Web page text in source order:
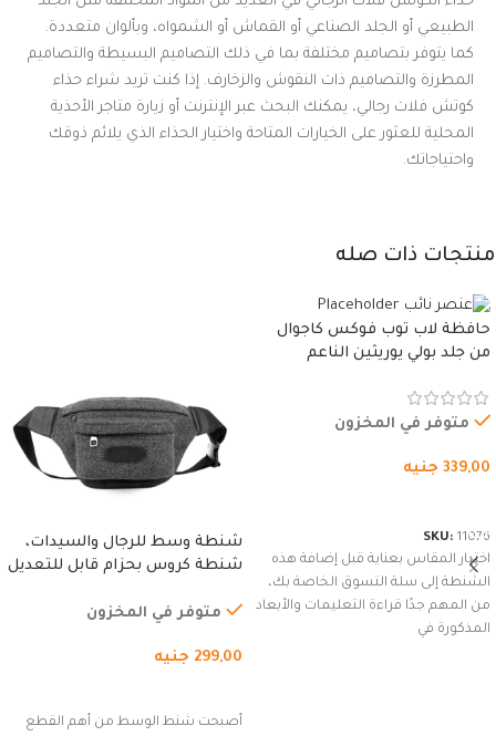
الطبيعي أو الجلد الصناعي أو القماش أو الشمواه، وبألوان متعددة.
كما يتوفر بتصاميم مختلفة بما في ذلك التصاميم البسيطة والتصاميم
المطرزة والتصاميم ذات النقوش والزخارف. إذا كنت تريد شراء حذاء
كوتش فلات رجالي، يمكنك البحث عبر الإنترنت أو زيارة متاجر الأحذية
المحلية للعثور على الخيارات المتاحة واختيار الحذاء الذي يلائم ذوقك
واحتياجاتك.
منتجات ذات صله
حافظة لاب توب فوكس كاجوال
من جلد بولي يوريثين الناعم
وسوستة.
متوفر في المخزون
339,00 جنيه
SKU: 11076
اختيار المقاس بعناية قبل إضافة هذه
الشنطة إلى سلة التسوق الخاصة بك،
من المهم جدًا قراءة التعليمات والأبعاد
المذكورة في
شنطة وسط للرجال والسيدات،
شنطة كروس بحزام قابل للتعديل
السفر، الجري العادي، المشي
(رمادي)
متوفر في المخزون
299,00 جنيه
أصبحت شنط الوسط من أهم القطع